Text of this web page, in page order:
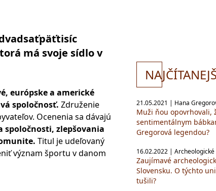
má svoje sídlo v
európske a americké
spoločnosť. Združenie
Ocenenia sa dávajú
spoločnosti, zlepšovania
Titul je udeľovaný
význam športu v danom
NA
21.05.2021 | Hana
Muži ňou opovrhovali,
sentimentálnym
Gregorová legendou?
16.02.2022 |
Zaujímavé
Slovensku. O týchto
tušili?